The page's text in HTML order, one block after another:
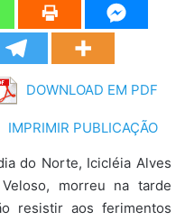
DOWNLOAD EM PDF
IMPRIMIR PUBLICAÇÃO
do Norte, Icicléia Alves
morreu na tarde
resistir aos ferimentos